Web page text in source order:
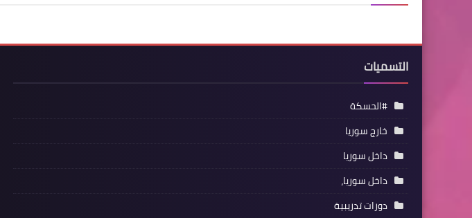
التسميات
#الحسكة
خارج سوريا
داخل سوريا
داخل سوريا،
دورات تدريبية